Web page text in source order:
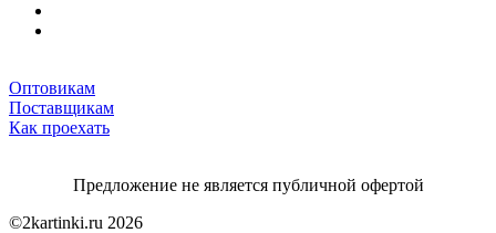
Оптовикам
Поставщикам
Как проехать
Предложение не является публичной офертой
©2kartinki.ru 2026